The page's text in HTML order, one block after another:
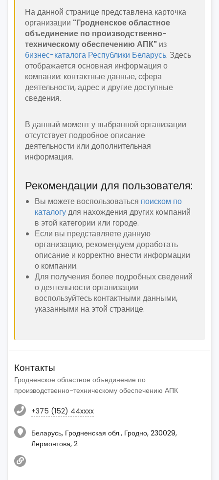
На данной странице представлена карточка
организации "Гродненское областное
объединение по производственно-
техническому обеспечению АПК" из
бизнес-каталога Республики Беларусь. Здесь
отображается основная информация о
компании: контактные данные, сфера
деятельности, адрес и другие доступные
сведения.
В данный момент у выбранной организации
отсутствует подробное описание
деятельности или дополнительная
информация.
Рекомендации для пользователя:
Вы можете воспользоваться поиском по
каталогудля нахождения других компаний
в этой категории или городе.
Если вы представляете данную
организацию, рекомендуем доработать
описание и корректно внести информации
о компании.
Для получения более подробных сведений
о деятельности организации
воспользуйтесь контактными данными,
указанными на этой странице.
Контакты
Гродненское областное объединение по
производственно-техническому обеспечению АПК
+375 (152) 44xxxx
Беларусь, Гродненская обл., Гродно, 230029,
Лермонтова, 2